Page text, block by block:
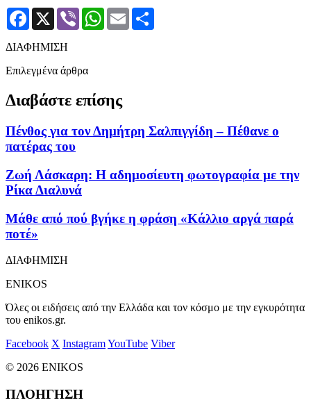
Facebook
X Viber WhatsApp
Email
ΔΙΑΦΗΜΙΣΗ
Επιλεγμένα άρθρα
Διαβάστε επίσης
Πένθος για τον Δημήτρη Σαλπιγγίδη – Πέθανε ο
πατέρας του
Ζωή Λάσκαρη: Η αδημοσίευτη φωτογραφία με την
Ρίκα Διαλυνά
Μάθε από πού βγήκε η φράση «Κάλλιο αργά παρά
ποτέ»
ΔΙΑΦΗΜΙΣΗ
ENIKOS
Όλες οι ειδήσεις από την Ελλάδα και τον κόσμο με την εγκυρότητα
του enikos.gr.
Facebook X InstagramYouTube Viber
© 2026 ENIKOS
ΠΛΟΗΓΗΣΗ